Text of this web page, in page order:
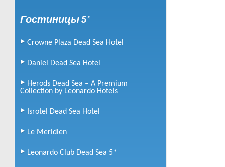
за человека
от106
Подробнее
Гостиницы 5*
Crowne Plaza Dead Sea Hotel
Daniel Dead Sea Hotel
Herods Dead Sea – A Premium
Collection by Leonardo Hotels
Isrotel Dead Sea Hotel
Le Meridien
Leonardo Club Dead Sea 5*